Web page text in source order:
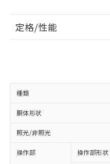
定格/性能
種類
胴体形状
照光/非照光
操作部 操作部形状